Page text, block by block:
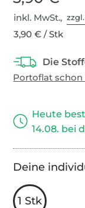
inkl. MwSt.,
3,90 € / Stk
Heute
14.08. bei
Deine
1 Stk